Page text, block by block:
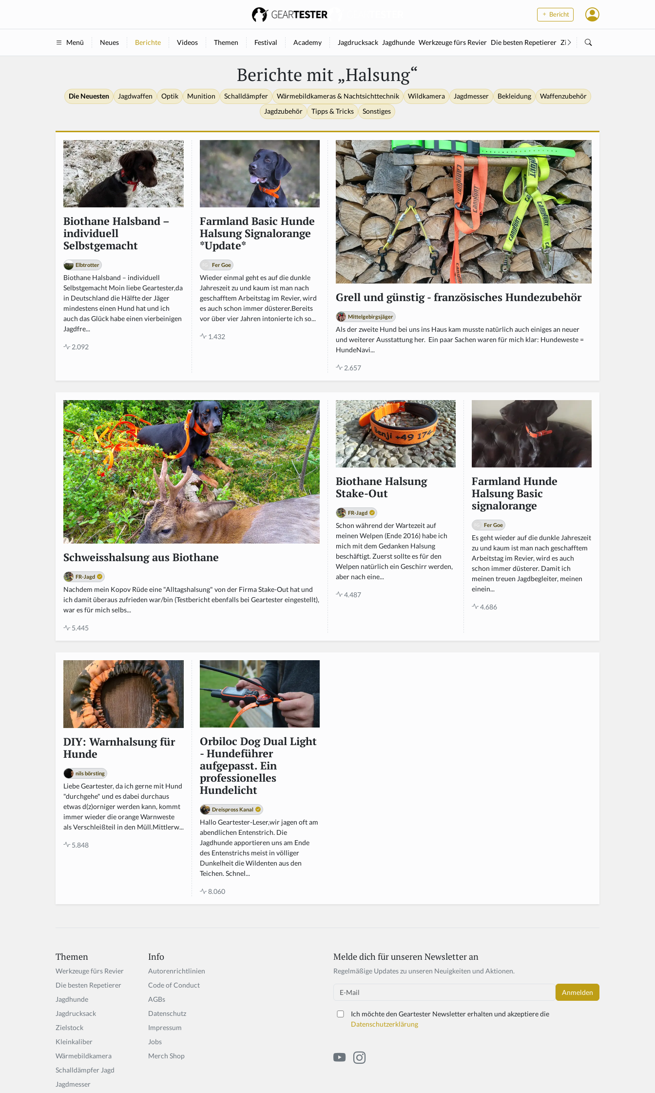
Bericht
Menü Neues Berichte Videos Themen Festival Academy Jagdrucksack Jagdhunde Werkzeuge fürs Revier Die besten Repetierer Zielstock
Berichte mit „Halsung“
Die Neuesten Jagdwaffen Optik Munition Schalldämpfer Wärmebildkameras & Nachtsichttechnik Wildkamera Jagdmesser Bekleidung
Waffenzubehör
Jagdzubehör
Tipps & Tricks Sonstiges
Biothane Halsband –
individuell
Selbstgemacht
Elbtrotter
Biothane Halsband – individuell
Selbstgemacht Moin liebe Geartester,da
in Deutschland die Hälfte der Jäger
mindestens einen Hund hat und ich
auch das Glück habe einen vierbeinigen
Jagdfre...
2.092
Farmland Basic Hunde
Halsung Signalorange
*Update*
Fer Goe
Wieder einmal geht es auf die dunkle
Jahreszeit zu und kaum ist man nach
geschafftem Arbeitstag im Revier, wird
es auch schon immer düsterer.Bereits
vor über vier Jahren intonierte ich so...
1.432
Grell und günstig - französisches Hundezubehör
Mittelgebirgsjäger
Als der zweite Hund bei uns ins Haus kam musste natürlich auch einiges an neuer
und weiterer Ausstattung her. Ein paar Sachen waren für mich klar: Hundeweste =
HundeNavi...
2.657
Schweisshalsung aus Biothane
FR-Jagd
Nachdem mein Kopov Rüde eine "Alltagshalsung" von der Firma Stake-Out hat und
ich damit überaus zufrieden war/bin (Testbericht ebenfalls bei Geartester eingestellt),
war es für mich selbs...
5.445
Biothane Halsung
Stake-Out
FR-Jagd
Schon während der Wartezeit auf
meinen Welpen (Ende 2016) habe ich
mich mit dem Gedanken Halsung
beschäftigt. Zuerst sollte es für den
Welpen natürlich ein Geschirr werden,
aber nach eine...
4.487
Farmland Hunde
Halsung Basic
signalorange
Fer Goe
Es geht wieder auf die dunkle Jahreszeit
zu und kaum ist man nach geschafftem
Arbeitstag im Revier, wird es auch
schon immer düsterer. Damit ich
meinen treuen Jagdbegleiter, meinen
einein...
4.686
DIY: Warnhalsung für
Hunde
nils börsting
Liebe Geartester, da ich gerne mit Hund
"durchgehe" und es dabei durchaus
etwas d(z)orniger werden kann, kommt
immer wieder die orange Warnweste
als Verschleißteil in den Müll.Mittlerw...
5.848
Orbiloc Dog Dual Light
- Hundeführer
aufgepasst. Ein
professionelles
Hundelicht
Dreispross Kanal
Hallo Geartester-Leser,wir jagen oft am
abendlichen Entenstrich. Die
Jagdhunde apportieren uns am Ende
des Entenstrichs meist in völliger
Dunkelheit die Wildenten aus den
Teichen. Schnel...
8.060
Themen
Werkzeuge fürs Revier
Die besten Repetierer
Jagdhunde
Jagdrucksack
Zielstock
Kleinkaliber
Wärmebildkamera
Schalldämpfer Jagd
Jagdmesser
Info
Autorenrichtlinien
Code of Conduct
AGBs
Datenschutz
Impressum
Jobs
Merch Shop
Melde dich für unseren Newsletter an
Regelmäßige Updates zu unseren Neuigkeiten und Aktionen.
Email
Ich möchte den Geartester Newsletter erhalten und akzeptiere die
Datenschutzerklärung